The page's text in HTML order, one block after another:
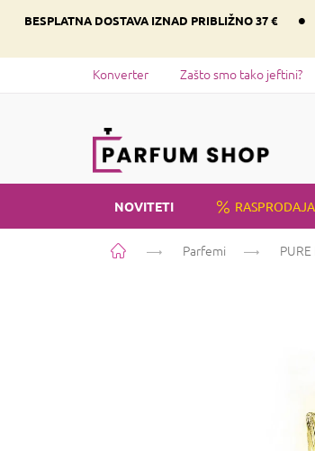
BESPLATNA DOSTAVA IZNAD PRIBLIŽNO 37 € •
Konverter Zašto smo tako jeftini?
NOVITETI RASPRODAJA
Početna Parfemi